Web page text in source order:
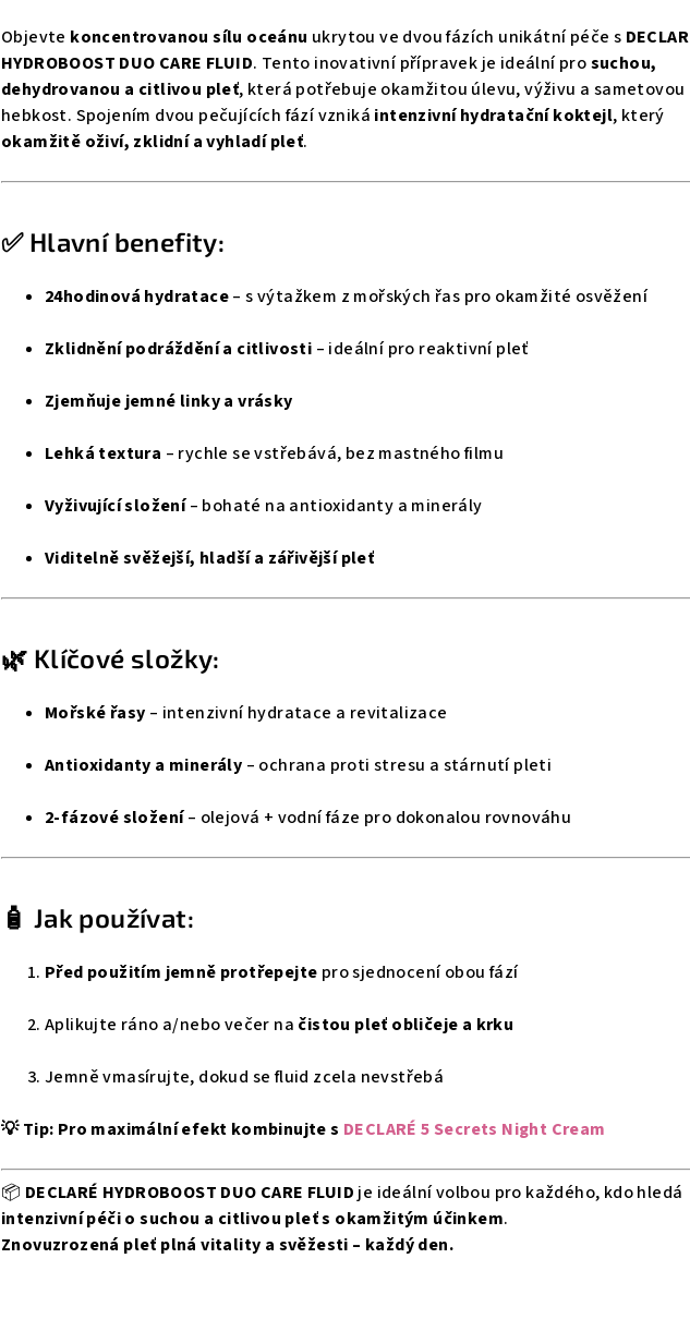
Objevte koncentrovanou sílu oceánu ukrytou ve dvou fázích unikátní péče s
HYDROBOOST DUO CARE FLUID. Tento inovativní přípravek je ideální prosuchou,
dehydrovanou a citlivou pleť, která potřebuje okamžitou úlevu, výživu a sametovou
hebkost. Spojením dvou pečujících fází vzniká intenzivní hydratační koktejl, který
okamžitě oživí, zklidní a vyhladí pleť.
✅ Hlavní benefity:
24hodinová hydratace– s výtažkem z mořských řas pro okamžité osvěžení
Zklidnění podráždění a citlivosti – ideální pro reaktivní pleť
Zjemňuje jemné linky a vrásky
Lehká textura – rychle se vstřebává, bez mastného filmu
Vyživující složení– bohaté na antioxidanty a minerály
Viditelně svěžejší, hladší a zářivější pleť
🌿 Klíčové složky:
Mořské řasy – intenzivní hydratace a revitalizace
Antioxidanty a minerály – ochrana proti stresu a stárnutí pleti
2-fázové složení– olejová + vodní fáze pro dokonalou rovnováhu
🧴 Jak používat:
Před použitím jemně protřepejte pro sjednocení obou fází
Aplikujte ráno a/nebo večer na čistou pleť obličeje a krku
Jemně vmasírujte, dokud se fluid zcela nevstřebá
💡 Tip: Pro maximální efekt kombinujte s DECLARÉ 5 Secrets Night Cream
📦 DECLARÉ HYDROBOOST DUO CARE FLUID je ideální volbou pro každého, kdo hledá
intenzivní péči o suchou a citlivou pleť s okamžitým účinkem.
Znovuzrozená pleť plná vitality a svěžesti – každý den.